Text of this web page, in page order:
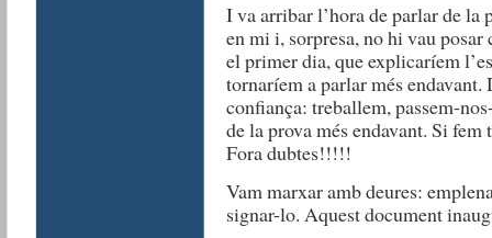
I va arribar l’hora de parlar de la
en mi i, sorpresa, no hi vau
el primer dia, que explicaríem
tornaríem a parlar més
confiança: treballem, passem-
de la prova més endavant. Si
Fora dubtes!!!!!
Vam marxar amb deures:
signar-lo. Aquest document